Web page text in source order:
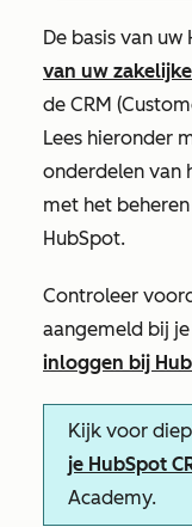
De basis van
van uw
de CRM
Lees hieronder
onderdelen van
met het
HubSpot.
Controleer
aangemeld bij
inloggen bij
Kijk voor
je HubSpot
Academy.